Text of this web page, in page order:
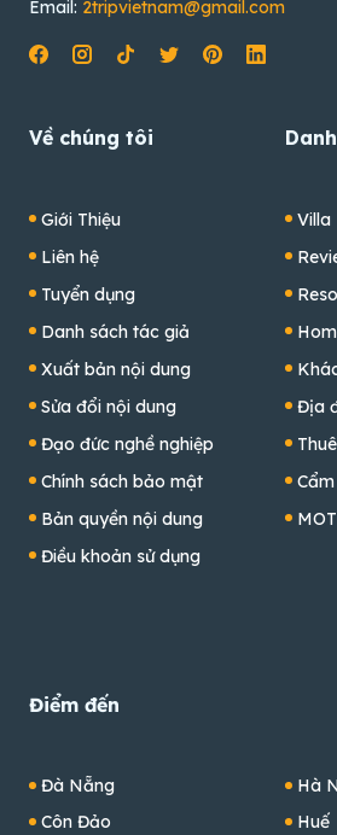
Email: 2tripvietnam@gmail.com
Về chúng tôi
Giới Thiệu
Liên hệ
Tuyển dụng
Danh sách tác giả
Xuất bản nội dung
Sửa đổi nội dung
Đạo đức nghề nghiệp
Chính sách bảo mật
Bản quyền nội dung
Điều khoản sử dụng
Villa
Địa
Điểm đến
Đà Nẵng
Côn Đảo
Hà
Huế